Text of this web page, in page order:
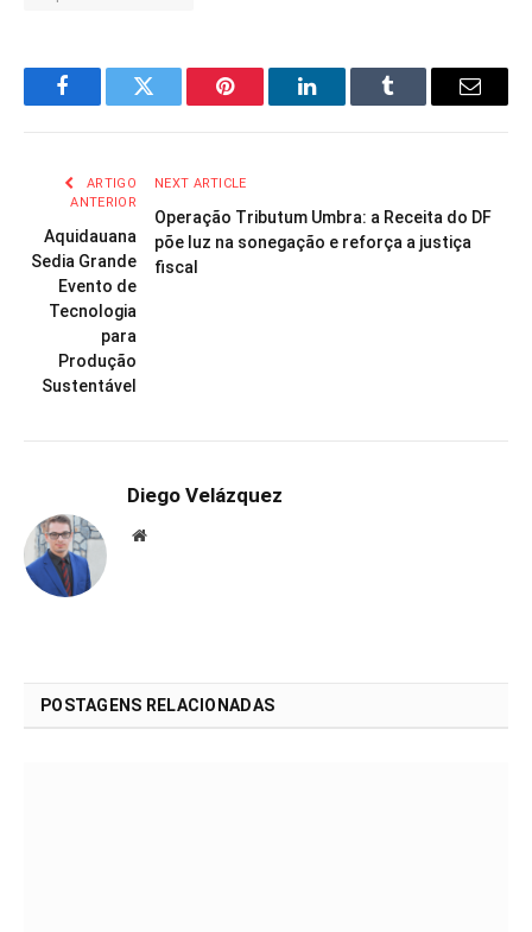
FacebookTwitter Pinterest LinkedInTumblr Email
ARTIGO
ANTERIOR
Aquidauana
Sedia Grande
Evento de
Tecnologia
para
Produção
Sustentável
NEXT ARTICLE
Operação Tributum Umbra: a Receita do DF
põe luz na sonegação e reforça a justiça
fiscal
Diego Velázquez
Website
POSTAGENS RELACIONADAS